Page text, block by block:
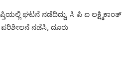
ಘಟನೆ ನಡೆದಿದ್ದು, ಸಿ ಪಿ ಐ ಲಕ್ಷ್ಮಿಕಾಂತ್
ಪರಿಶೀಲನೆ ನಡೆಸಿ, ದೂರು